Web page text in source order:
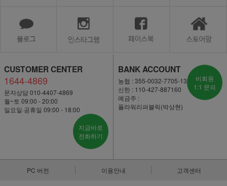
CUSTOMER CENTER
1644-4869
문자상담 010-4407-4869
월~토 09:00 - 20:00
일요일·공휴일 09:00 - 18:00
지금바로
전화하기
BANK ACCOUNT
농협 : 355-0032-7705-13
신한 : 110-427-887160
예금주 :
플라워리퍼블릭(박상현)
비회원
1:1 문의
PC 버전 이용안내 고객센터